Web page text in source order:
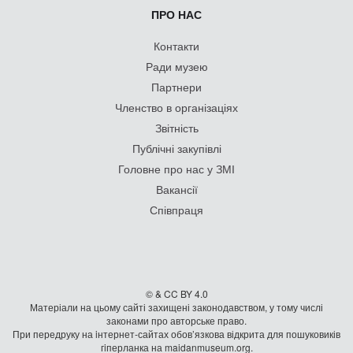
ПРО НАС
Контакти
Ради музею
Партнери
Членство в організаціях
Звітність
Публічні закупівлі
Головне про нас у ЗМІ
Вакансії
Співпраця
© & CC BY 4.0
Матеріали на цьому сайті захищені законодавством, у тому числі
законами про авторське право.
При передруку на iнтернет-сайтах обов’язкова відкрита для пошуковиків
гiперланка на maidanmuseum.org.